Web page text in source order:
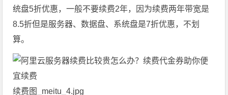
统盘5折优惠，一般不要续费2年，因为续费两年带宽是
8.5折但是服务器、数据盘、系统盘是7折优惠，不划
算。
续费图_meitu_4.jpg